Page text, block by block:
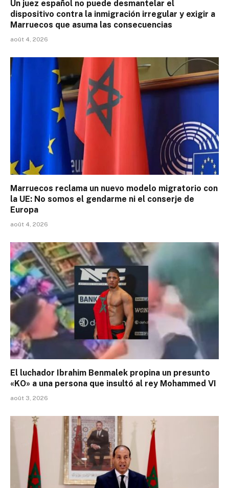
Un juez español no puede desmantelar el
dispositivo contra la inmigración irregular y exigir a
Marruecos que asuma las consecuencias
août 4, 2026
Marruecos reclama un nuevo modelo migratorio con
la UE: No somos el gendarme ni el conserje de
Europa
août 4, 2026
El luchador Ibrahim Benmalek propina un presunto
«KO» a una persona que insultó al rey Mohammed VI
août 3, 2026